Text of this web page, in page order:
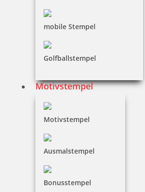
mobile Stempel
Golfballstempel
Motivstempel
Motivstempel
Ausmalstempel
Bonusstempel
36,60 €
Jetzt gestalten